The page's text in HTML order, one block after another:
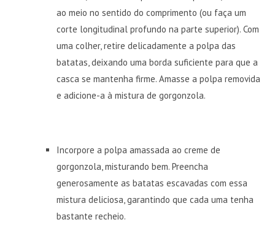
ao meio no sentido do comprimento (ou faça um
corte longitudinal profundo na parte superior). Com
uma colher, retire delicadamente a polpa das
batatas, deixando uma borda suficiente para que a
casca se mantenha firme. Amasse a polpa removida
e adicione-a à mistura de gorgonzola.
Incorpore a polpa amassada ao creme de
gorgonzola, misturando bem. Preencha
generosamente as batatas escavadas com essa
mistura deliciosa, garantindo que cada uma tenha
bastante recheio.